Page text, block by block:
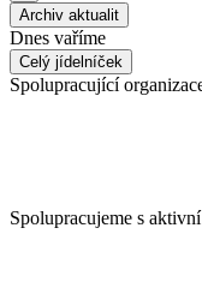
Archiv aktualit
Dnes vaříme
Celý jídelníček
Spolupracující
Spolupracujeme s